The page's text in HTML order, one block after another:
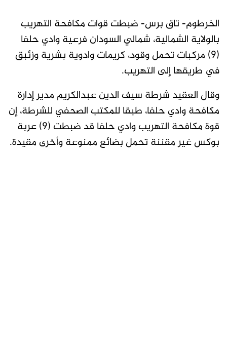
الخرطوم- تاق برس- ضبطت قوات مكافحة التهريب
بالولاية الشمالية، شمالي السودان فرعية وادي حلفا
(٩) مركبات تحمل وقود، كريمات وادوية بشرية وزئبق
في طريقها إلى التهريب.
وقال العقيد شرطة سيف الدين عبدالكريم مدير إدارة
مكافحة وادي حلفا، طبقا للمكتب الصحفي للشرطة، إن
قوة مكافحة التهريب وادي حلفا قد ضبطت (٩) عربة
بوكس غير مقننة تحمل بضائع ممنوعة وأخرى مقيدة.